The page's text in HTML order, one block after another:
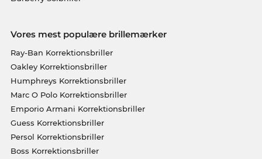
Vores mest populære brillemærker
Ray-Ban Korrektionsbriller
Oakley Korrektionsbriller
Humphreys Korrektionsbriller
Marc O Polo Korrektionsbriller
Emporio Armani Korrektionsbriller
Guess Korrektionsbriller
Persol Korrektionsbriller
Boss Korrektionsbriller